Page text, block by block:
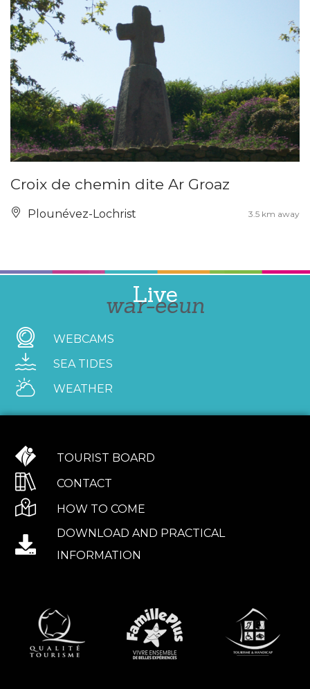
Croix de chemin dite Ar Groaz
Plounévez-Lochrist 3.5 km away
Live
war-eeun
WEBCAMS
SEA TIDES
WEATHER
TOURIST BOARD
CONTACT
HOW TO COME
DOWNLOAD AND PRACTICAL
INFORMATION